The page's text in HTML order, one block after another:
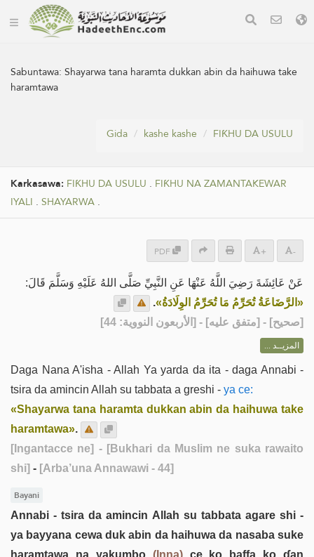
Sabuntawa:Shayarwa tana haramta dukkan abin da haihuwa take
haramtawa
Gida kashe kashe FIƘHU DA USULU
Karkasawa: FIƘHU DA USULU . FIƘHU NA ZAMANTAKEWAR
IYALI . SHAYARWA .
PDF + -
عَنْ عَائِشَةَ رَضِيَ اللَّهُ عَنْهَا عَنِ النَّبِيِّ صَلَّى اللهُ عَلَيْهِ وَسَلَّمَ قَالَ:
«الرَّضَاعَةُ تُحَرِّمُ مَا تُحَرِّمُ الوِلَادَةُ».
[صحيح] - [متفق عليه] - [الأربعون النووية: 44]
المزيــد ...
Daga Nana A'isha - Allah Ya yarda da ita - daga Annabi -
tsira da amincin Allah su tabbata a greshi - ya ce:
«Shayarwa tana haramta dukkan abin da haihuwa take
haramtawa».
[Ingantacce ne] - [Bukhari da Muslim ne suka rawaito
shi] - [Arba’una Annawawi - 44]
Bayani
Annabi - tsira da amincin Allah su tabbata agare shi -
ya bayyana cewa duk abin da haihuwa da nasaba suke
haramtawa na yakumbo (Inna)ce ko baffa ko ɗan